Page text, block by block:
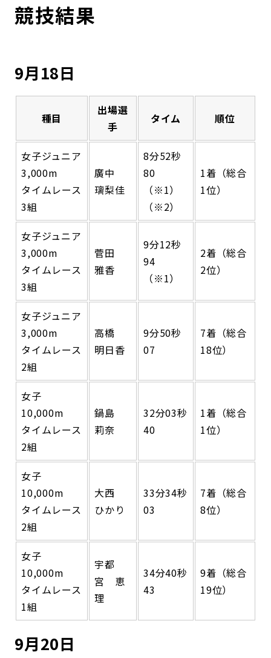
競技結果
9月18日
種目
出場選
手
タイム 順位
女子ジュニア
3,000m
タイムレース
3組
廣中
璃梨佳
8分52秒
80
（※1）
（※2）
1着（総合
1位）
女子ジュニア
3,000m
タイムレース
3組
菅田
雅香
9分12秒
94
（※1）
2着（総合
2位）
女子ジュニア
3,000m
タイムレース
2組
高橋
明日香
9分50秒
07
7着（総合
18位）
女子
10,000m
タイムレース
2組
鍋島
莉奈
32分03秒
40
1着（総合
1位）
女子
10,000m
タイムレース
2組
大西
ひかり
33分34秒
03
7着（総合
8位）
女子
10,000m
タイムレース
1組
宇都
宮 恵
理
34分40秒
43
9着（総合
19位）
9月20日